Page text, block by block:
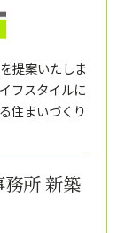
提案いたしま
フスタイルに
住まいづくり
所 新築